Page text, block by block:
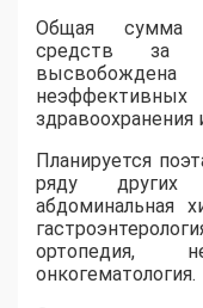
Общая сумма
средств за
высвобождена
здравоохранения
Планируется
ряду других
абдоминальная
ортопедия,
онкогематология.